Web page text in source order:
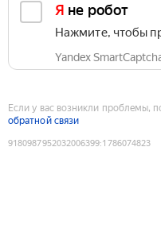
Я не робот
Нажмите, чтобы
Yandex
Если у вас возникли проблемы,
обратной связи
9180987952032006399:1786074823